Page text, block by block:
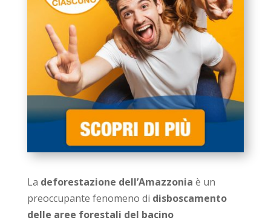
La deforestazione dell’Amazzonia è un
preoccupante fenomeno di disboscamento
delle aree forestali del bacino